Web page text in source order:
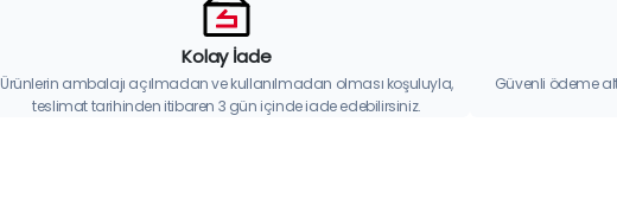
Kolay İade
Ürünlerin ambalajı açılmadan ve kullanılmadan olması koşuluyla,
teslimat tarihinden itibaren 3 gün içinde iade edebilirsiniz.
Güvenli ödeme